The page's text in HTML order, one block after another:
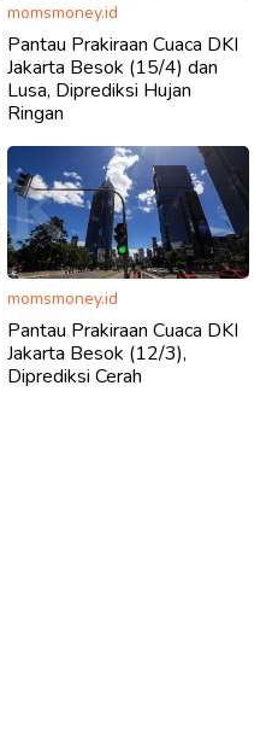
momsmoney.id
Pantau Prakiraan Cuaca DKI
Jakarta Besok (15/4) dan
Lusa, Diprediksi Hujan
Ringan
momsmoney.id
Pantau Prakiraan Cuaca DKI
Jakarta Besok (12/3),
Diprediksi Cerah